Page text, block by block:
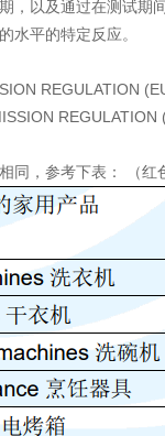
，以及通过在测试期
水平的特定反应。
REGULATION
同，参考下表： （红